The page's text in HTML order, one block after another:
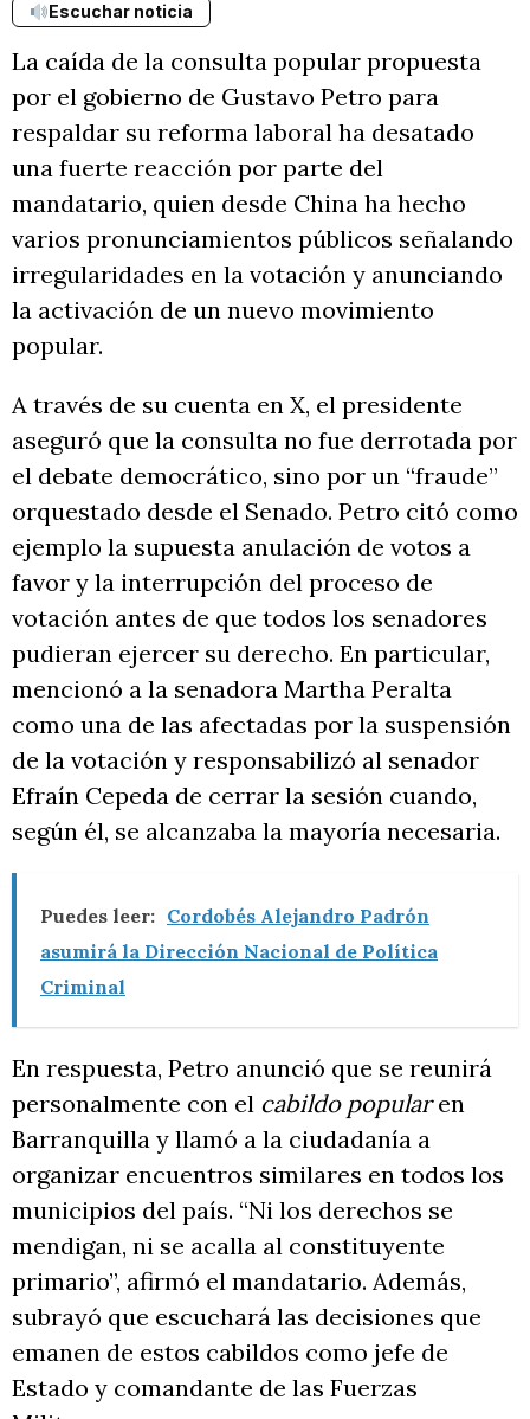
Escuchar noticia
La caída de la consulta popular propuesta
por el gobierno de Gustavo Petro para
respaldar su reforma laboral ha desatado
una fuerte reacción por parte del
mandatario, quien desde China ha hecho
varios pronunciamientos públicos señalando
irregularidades en la votación y anunciando
la activación de un nuevo movimiento
popular.
A través de su cuenta en X, el presidente
aseguró que la consulta no fue derrotada por
el debate democrático, sino por un “fraude”
orquestado desde el Senado. Petro citó como
ejemplo la supuesta anulación de votos a
favor y la interrupción del proceso de
votación antes de que todos los senadores
pudieran ejercer su derecho. En particular,
mencionó a la senadora Martha Peralta
como una de las afectadas por la suspensión
de la votación y responsabilizó al senador
Efraín Cepeda de cerrar la sesión cuando,
según él, se alcanzaba la mayoría necesaria.
Puedes leer: Cordobés Alejandro Padrón
asumirá la Dirección Nacional de Política
Criminal
En respuesta, Petro anunció que se reunirá
personalmente con el cabildo popularen
Barranquilla y llamó a la ciudadanía a
organizar encuentros similares en todos los
municipios del país. “Ni los derechos se
mendigan, ni se acalla al constituyente
primario”, afirmó el mandatario. Además,
subrayó que escuchará las decisiones que
emanen de estos cabildos como jefe de
Estado y comandante de las Fuerzas